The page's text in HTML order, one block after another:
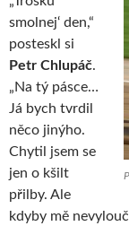
smolnej‘ den,“
posteskl si
Petr Chlupáč.
„Na tý pásce…
Já bych tvrdil
něco jinýho.
Chytil jsem se
jen o kšilt
přilby. Ale
kdyby mě